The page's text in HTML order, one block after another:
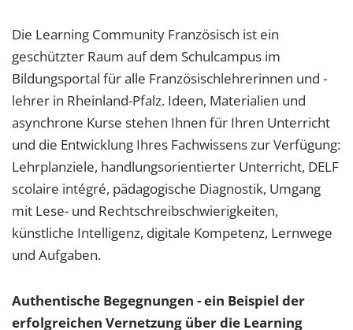
Die Learning Community Französisch ist ein
geschützter Raum auf dem Schulcampus im
Bildungsportal für alle Französischlehrerinnen und -
lehrer in Rheinland-Pfalz. Ideen, Materialien und
asynchrone Kurse stehen Ihnen für Ihren Unterricht
und die Entwicklung Ihres Fachwissens zur Verfügung:
Lehrplanziele, handlungsorientierter Unterricht, DELF
scolaire intégré, pädagogische Diagnostik, Umgang
mit Lese- und Rechtschreibschwierigkeiten,
künstliche Intelligenz, digitale Kompetenz, Lernwege
und Aufgaben.
Authentische Begegnungen - ein Beispiel der
erfolgreichen Vernetzung über die Learning